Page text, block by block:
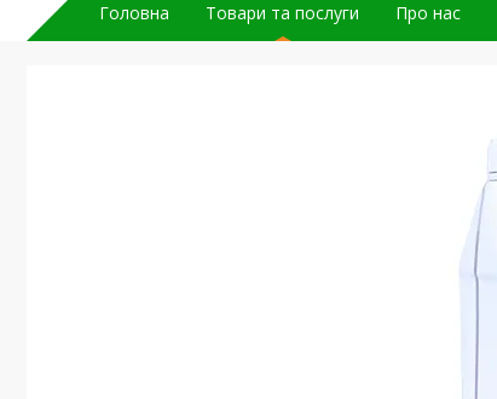
Головна Товари та послуги Про нас